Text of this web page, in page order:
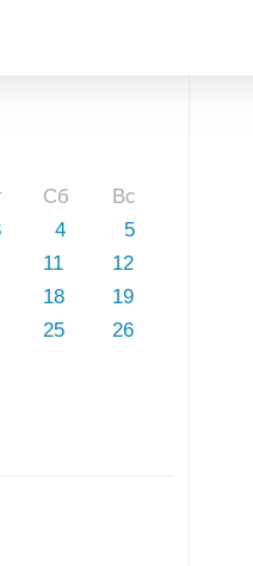
Сб
Вс
4
5
11
12
18
19
25
26